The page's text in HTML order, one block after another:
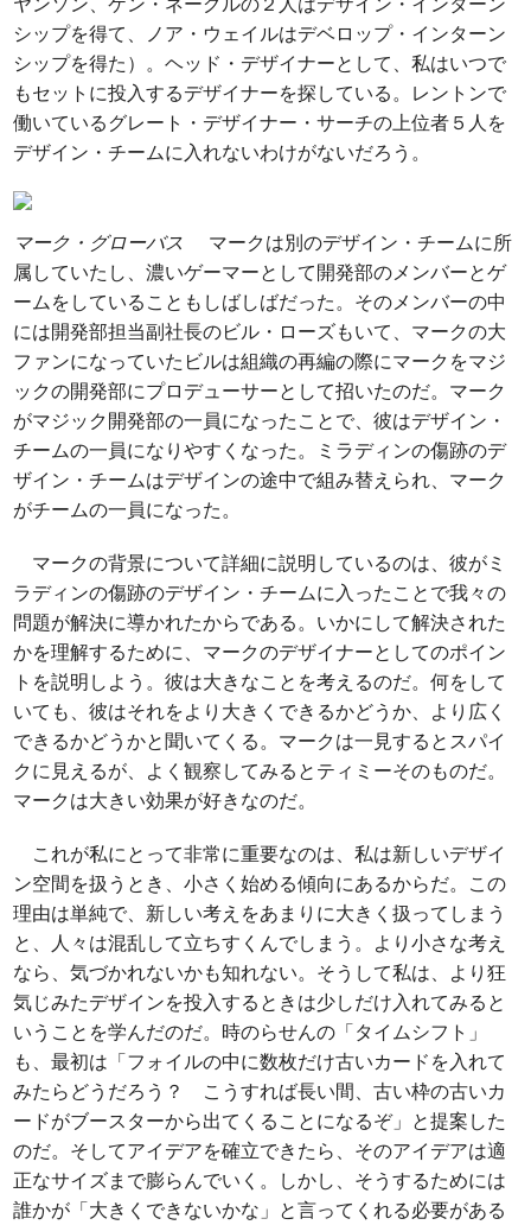
シップを得て、ノア・ウェイルはデベロップ・インターン
シップを得た）。ヘッド・デザイナーとして、私はいつで
もセットに投入するデザイナーを探している。レントンで
働いているグレート・デザイナー・サーチの上位者５人を
デザイン・チームに入れないわけがないだろう。
マーク・グローバス マークは別のデザイン・チームに所
属していたし、濃いゲーマーとして開発部のメンバーとゲ
ームをしていることもしばしばだった。そのメンバーの中
には開発部担当副社長のビル・ローズもいて、マークの大
ファンになっていたビルは組織の再編の際にマークをマジ
ックの開発部にプロデューサーとして招いたのだ。マーク
がマジック開発部の一員になったことで、彼はデザイン・
チームの一員になりやすくなった。ミラディンの傷跡のデ
ザイン・チームはデザインの途中で組み替えられ、マーク
がチームの一員になった。
マークの背景について詳細に説明しているのは、彼がミ
ラディンの傷跡のデザイン・チームに入ったことで我々の
問題が解決に導かれたからである。いかにして解決された
かを理解するために、マークのデザイナーとしてのポイン
トを説明しよう。彼は大きなことを考えるのだ。何をして
いても、彼はそれをより大きくできるかどうか、より広く
できるかどうかと聞いてくる。マークは一見するとスパイ
クに見えるが、よく観察してみるとティミーそのものだ。
マークは大きい効果が好きなのだ。
これが私にとって非常に重要なのは、私は新しいデザイ
ン空間を扱うとき、小さく始める傾向にあるからだ。この
理由は単純で、新しい考えをあまりに大きく扱ってしまう
と、人々は混乱して立ちすくんでしまう。より小さな考え
なら、気づかれないかも知れない。そうして私は、より狂
気じみたデザインを投入するときは少しだけ入れてみると
いうことを学んだのだ。時のらせんの「タイムシフト」
も、最初は「フォイルの中に数枚だけ古いカードを入れて
みたらどうだろう？ こうすれば長い間、古い枠の古いカ
ードがブースターから出てくることになるぞ」と提案した
のだ。そしてアイデアを確立できたら、そのアイデアは適
正なサイズまで膨らんでいく。しかし、そうするためには
誰かが「大きくできないかな」と言ってくれる必要がある